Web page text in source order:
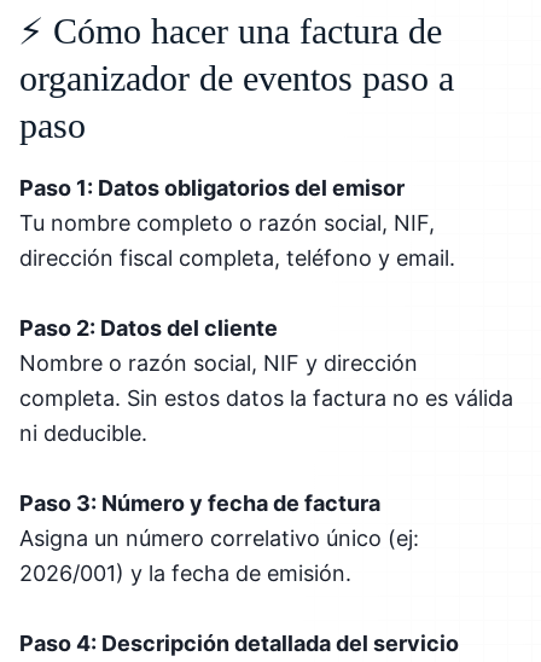
⚡ Cómo hacer una factura de
organizador de eventos paso a
paso
Paso 1: Datos obligatorios del emisor
Tu nombre completo o razón social, NIF,
dirección fiscal completa, teléfono y email.
Paso 2: Datos del cliente
Nombre o razón social, NIF y dirección
completa. Sin estos datos la factura no es válida
ni deducible.
Paso 3: Número y fecha de factura
Asigna un número correlativo único (ej:
2026/001) y la fecha de emisión.
Paso 4: Descripción detallada del servicio